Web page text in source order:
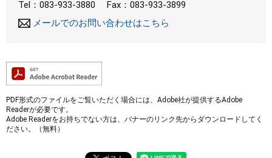
Tel：083-933-3880
Fax：083-933-3899
メールでのお問い合わせはこちら
PDF形式のファイルをご覧いただく場合には、Adobe社が提供するAdobe
Readerが必要です。
Adobe Readerをお持ちでない方は、バナーのリンク先からダウンロードしてく
ださい。（無料）